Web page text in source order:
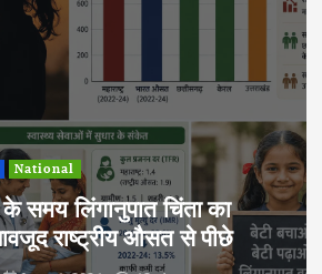
में 7.7% GDP वृद्धि का
ने दिखाई मजबूत